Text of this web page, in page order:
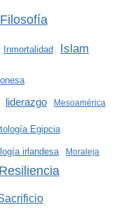
Filosofía
Inmortalidad Islam
liderazgo Mesoamérica
Egipcia
irlandesa Moraleja
Resiliencia